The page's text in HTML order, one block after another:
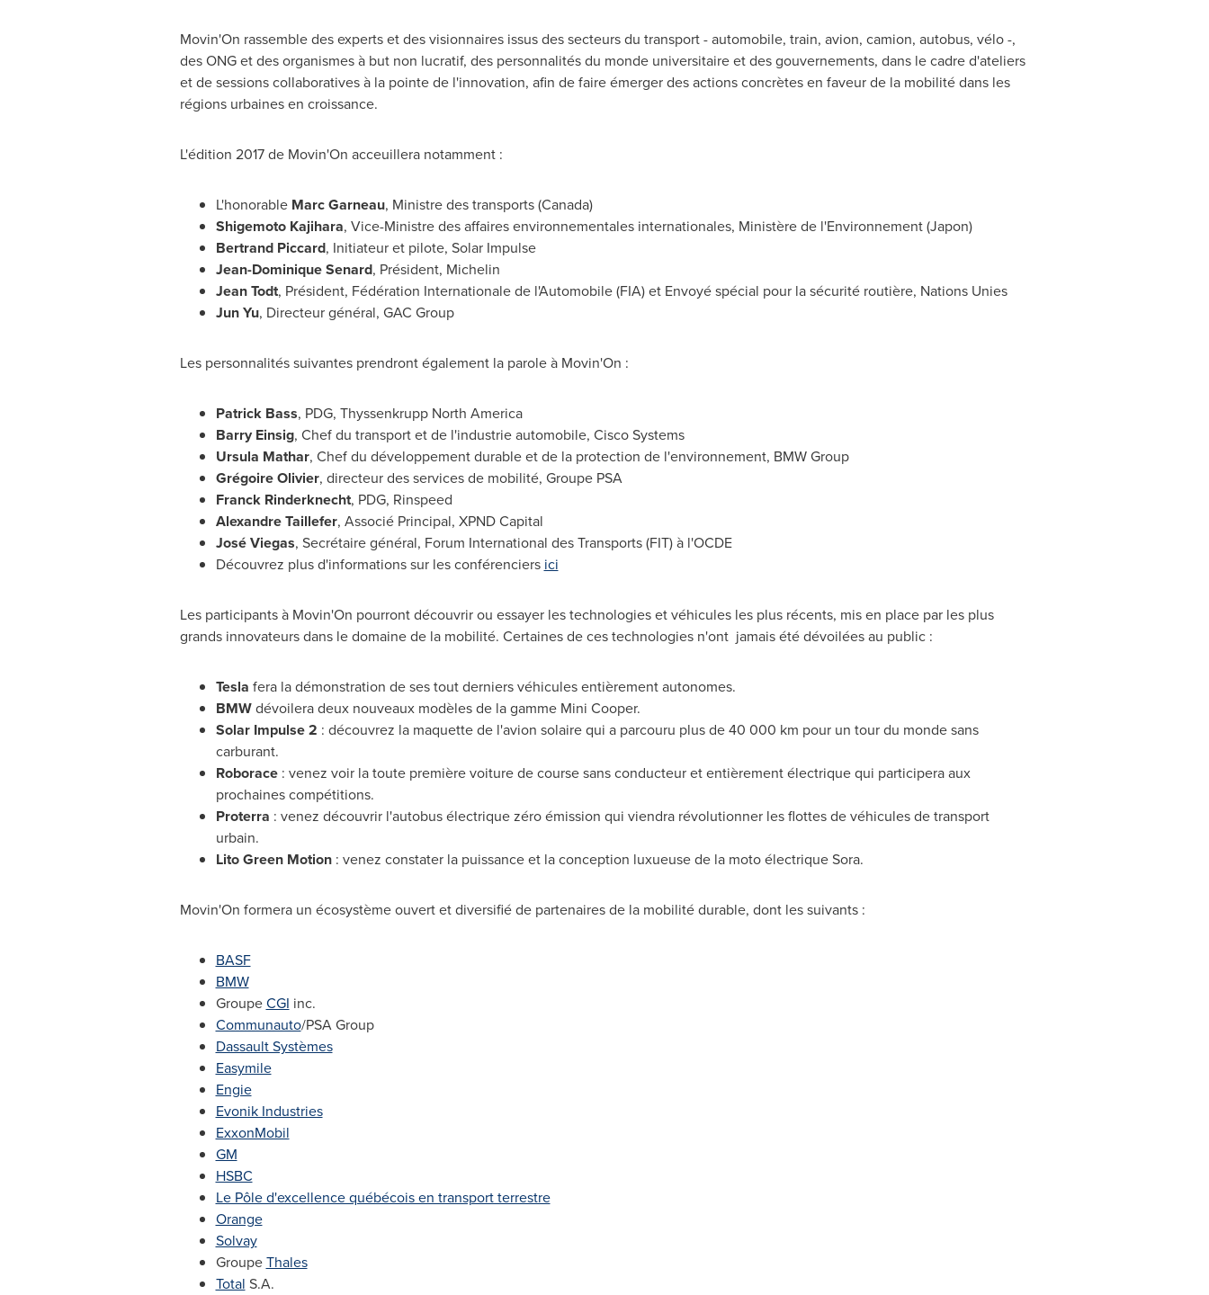
Movin'On rassemble des experts et des visionnaires issus des secteurs du transport - automobile, train, avion, camion, autobus, vélo -,
des ONG et des organismes à but non lucratif, des personnalités du monde universitaire et des gouvernements, dans le cadre d'ateliers
et de sessions collaboratives à la pointe de l'innovation, afin de faire émerger des actions concrètes en faveur de la mobilité dans les
régions urbaines en croissance.
L'édition 2017 de Movin'On acceuillera notamment :
L'honorable Marc Garneau, Ministre des transports (Canada)
Shigemoto Kajihara, Vice-Ministre des affaires environnementales internationales, Ministère de l'Environnement (Japon)
Bertrand Piccard, Initiateur et pilote, Solar Impulse
Jean-Dominique Senard, Président, Michelin
Jean Todt, Président, Fédération Internationale de l'Automobile (FIA) et Envoyé spécial pour la sécurité routière, Nations Unies
Jun Yu, Directeur général, GAC Group
Les personnalités suivantes prendront également la parole à Movin'On :
Patrick Bass, PDG, Thyssenkrupp North America
Barry Einsig, Chef du transport et de l'industrie automobile, Cisco Systems
Ursula Mathar, Chef du développement durable et de la protection de l'environnement, BMW Group
Grégoire Olivier, directeur des services de mobilité, Groupe PSA
Franck Rinderknecht, PDG, Rinspeed
Alexandre Taillefer, Associé Principal, XPND Capital
José Viegas, Secrétaire général, Forum International des Transports (FIT) à l'OCDE
Découvrez plus d'informations sur les conférenciers ici
Les participants à Movin'On pourront découvrir ou essayer les technologies et véhicules les plus récents, mis en place par les plus
grands innovateurs dans le domaine de la mobilité. Certaines de ces technologies n'ont jamais été dévoilées au public :
Tesla fera la démonstration de ses tout derniers véhicules entièrement autonomes.
BMWdévoilera deux nouveaux modèles de la gamme Mini Cooper.
Solar Impulse 2 : découvrez la maquette de l'avion solaire qui a parcouru plus de 40 000 km pour un tour du monde sans
carburant.
Roborace : venez voir la toute première voiture de course sans conducteur et entièrement électrique qui participera aux
prochaines compétitions.
Proterra : venez découvrir l'autobus électrique zéro émission qui viendra révolutionner les flottes de véhicules de transport
urbain.
Lito Green Motion : venez constater la puissance et la conception luxueuse de la moto électrique Sora.
Movin'On formera un écosystème ouvert et diversifié de partenaires de la mobilité durable, dont les suivants :
BASF
BMW
GroupeCGI inc.
Communauto/PSA Group
Dassault Systèmes
Easymile
Engie
Evonik Industries
ExxonMobil
GM
HSBC
Le Pôle d'excellence québécois en transport terrestre
Orange
Solvay
GroupeThales
Total S.A.